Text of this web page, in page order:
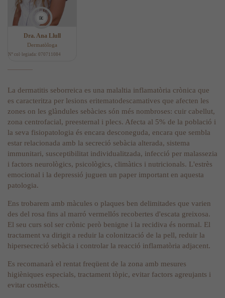
Dra. Ana Llull
Dermatòloga
Nº col·legiada: 070711084
La dermatitis seborreica es una malaltia inflamatòria crònica que
es caracteritza per lesions eritematodescamatives que afecten les
zones on les glàndules sebàcies són més nombroses: cuir cabellut,
zona centrofacial, preesternal i plecs. Afecta al 5% de la població i
la seva fisiopatologia és encara desconeguda, encara que sembla
estar relacionada amb la secreció sebàcia alterada, sistema
immunitari, susceptibilitat individualitzada, infecció per malassezia
i factors neurològics, psicològics, climàtics i nutricionals. L'estrès
emocional i la depressió juguen un paper important en aquesta
patologia.
Ens trobarem amb màcules o plaques ben delimitades que varien
des del rosa fins al marró vermellós recobertes d'escata greixosa.
El seu curs sol ser crònic però benigne i la recidiva és normal. El
tractament va dirigit a reduir la colonització de la pell, reduir la
hipersecreció sebàcia i controlar la reacció inflamatòria adjacent.
Es recomanarà el rentat freqüent de la zona amb mesures
higièniques especials, tractament tòpic, evitar factors agreujants i
evitar cosmètics.